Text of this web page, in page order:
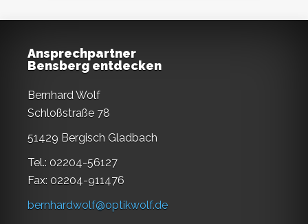
Ansprechpartner
Bensberg entdecken
Bernhard Wolf
Schloßstraße 78
51429 Bergisch Gladbach
Tel.: 02204-56127
Fax: 02204-911476
bernhardwolf@optikwolf.de